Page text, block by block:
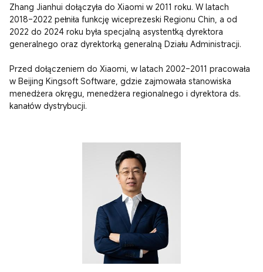
Zhang Jianhui dołączyła do Xiaomi w 2011 roku. W latach
2018–2022 pełniła funkcję wiceprezeski Regionu Chin, a od
2022 do 2024 roku była specjalną asystentką dyrektora
generalnego oraz dyrektorką generalną Działu Administracji.
Przed dołączeniem do Xiaomi, w latach 2002–2011 pracowała
w Beijing Kingsoft Software, gdzie zajmowała stanowiska
menedżera okręgu, menedżera regionalnego i dyrektora ds.
kanałów dystrybucji.